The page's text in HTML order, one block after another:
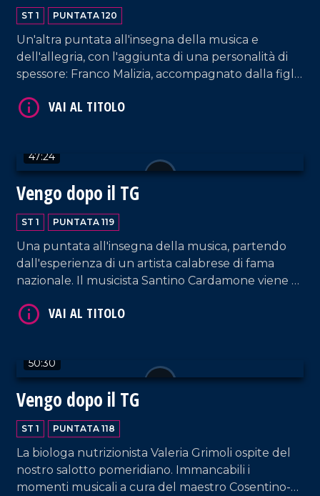
ST 1 PUNTATA 120
Un'altra puntata all'insegna della musica e
dell'allegria, con l'aggiunta di una personalità di
spessore: Franco Malizia, accompagnato dalla figlia
campo dell'imprenditoria calabrese.
47:24
Vengo dopo il TG
ST 1 PUNTATA 119
Una puntata all'insegna della musica, partendo
dall'esperienza di un artista calabrese di fama
nazionale. Il musicista Santino Cardamone viene a
accompagnato da sua moglie, Eleonora Anania,
50:30
Vengo dopo il TG
ST 1 PUNTATA 118
La biologa nutrizionista Valeria Grimoli ospite del
nostro salotto pomeridiano. Immancabili i
momenti musicali a cura del maestro Cosentino-
VAI AL TITOLO
VAI AL TITOLO
VAI AL TITOLO